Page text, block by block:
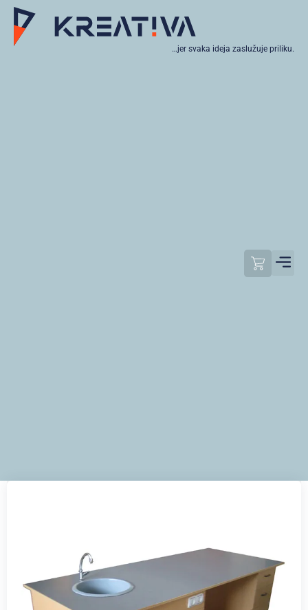
…jer svaka ideja zaslužuje priliku.